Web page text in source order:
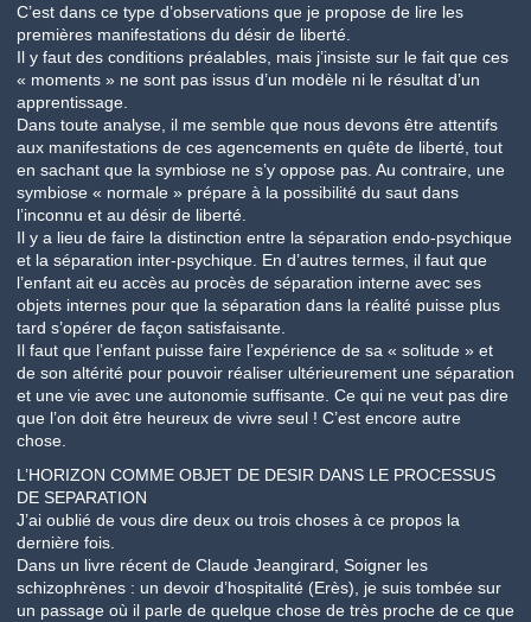
C’est dans ce type d’observations que je propose de lire les
premières manifestations du désir de liberté.
Il y faut des conditions préalables, mais j’insiste sur le fait que ces
« moments » ne sont pas issus d’un modèle ni le résultat d’un
apprentissage.
Dans toute analyse, il me semble que nous devons être attentifs
aux manifestations de ces agencements en quête de liberté, tout
en sachant que la symbiose ne s’y oppose pas. Au contraire, une
symbiose « normale » prépare à la possibilité du saut dans
l’inconnu et au désir de liberté.
Il y a lieu de faire la distinction entre la séparation endo-psychique
et la séparation inter-psychique. En d’autres termes, il faut que
l’enfant ait eu accès au procès de séparation interne avec ses
objets internes pour que la séparation dans la réalité puisse plus
tard s’opérer de façon satisfaisante.
Il faut que l’enfant puisse faire l’expérience de sa « solitude » et
de son altérité pour pouvoir réaliser ultérieurement une séparation
et une vie avec une autonomie suffisante. Ce qui ne veut pas dire
que l’on doit être heureux de vivre seul ! C’est encore autre
chose.
L’HORIZON COMME OBJET DE DESIR DANS LE PROCESSUS
DE SEPARATION
J’ai oublié de vous dire deux ou trois choses à ce propos la
dernière fois.
Dans un livre récent de Claude Jeangirard, Soigner les
schizophrènes : un devoir d’hospitalité (Erès), je suis tombée sur
un passage où il parle de quelque chose de très proche de ce que